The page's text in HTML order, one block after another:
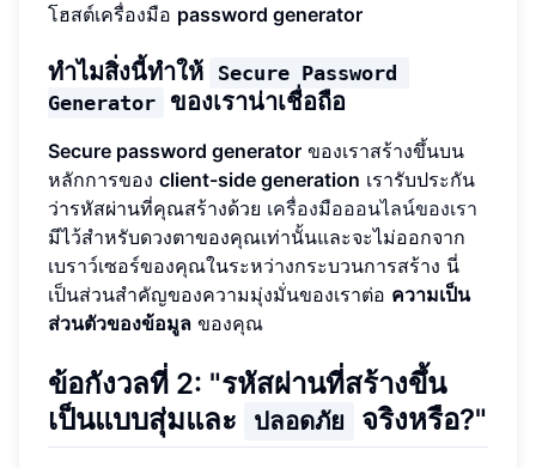
โฮสต์เครื่องมือ password generator
ทำไมสิ่งนี้ทำให้
Secure Password
Generator
ของเราน่าเชื่อถือ
Secure password generator ของเราสร้างขึ้นบน
หลักการของ client-side generation เรารับประกัน
ว่ารหัสผ่านที่คุณสร้างด้วย เครื่องมือออนไลน์ของเรา
มีไว้สำหรับดวงตาของคุณเท่านั้นและจะไม่ออกจาก
เบราว์เซอร์ของคุณในระหว่างกระบวนการสร้าง นี่
เป็นส่วนสำคัญของความมุ่งมั่นของเราต่อ ความเป็น
ส่วนตัวของข้อมูล ของคุณ
ข้อกังวลที่ 2: "รหัสผ่านที่สร้างขึ้น
เป็นแบบสุ่มและ
ปลอดภัย จริงหรือ?"